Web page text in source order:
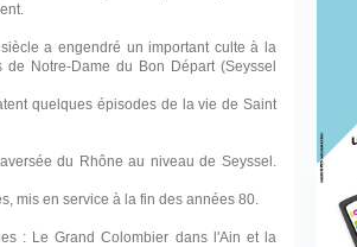
a engendré un important culte à la
Notre-Dame du Bon Départ (Seyssel
quelques épisodes de la vie de Saint
du Rhône au niveau de Seyssel.
mis en service à la fin des années 80.
: Le Grand Colombier dans l'Ain et la